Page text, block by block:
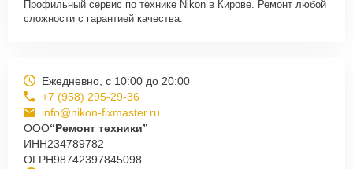
Профильный сервис по технике Nikon в Кирове. Ремонт любой
сложности с гарантией качества.
Ежедневно, с 10:00 до 20:00
+7 (958) 295-29-36
info@nikon-fixmaster.ru
ООО“Ремонт техники”
ИНН234789782
ОГРН98742397845098